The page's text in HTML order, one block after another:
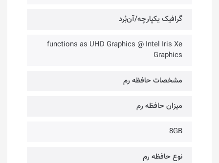
گرافیک یکپارچه/آن‌بُرد
functions as UHD Graphics @ Intel Iris Xe
Graphics
مشخصات حافظه رم
میزان حافظه رم
8GB
نوع حافظه رم